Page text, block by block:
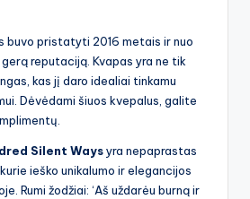
buvo pristatyti 2016 metais ir nuo
reputaciją. Kvapas yra ne tik
kas jį daro idealiai tinkamu
Dėvėdami šiuos kvepalus, galite
Silent Waysyra nepaprastas
ieško unikalumo ir elegancijos
Rumi žodžiai: ‘Aš uždarėu burną ir